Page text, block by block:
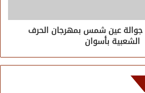
عين شمس بمهرجان الحرف
الشعبية بأسوان